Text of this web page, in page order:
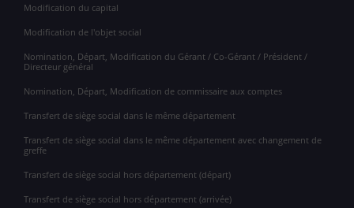
Modification du capital
Modification de l'objet social
Nomination, Départ, Modification du Gérant / Co-Gérant / Président /
Directeur général
Nomination, Départ, Modification de commissaire aux comptes
Transfert de siège social dans le même département
Transfert de siège social dans le même département avec changement de
greffe
Transfert de siège social hors département (départ)
Transfert de siège social hors département (arrivée)